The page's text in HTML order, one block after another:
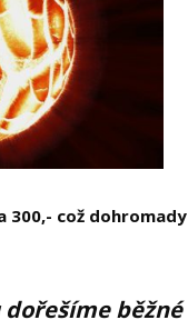
300,- což dohromady
běžné